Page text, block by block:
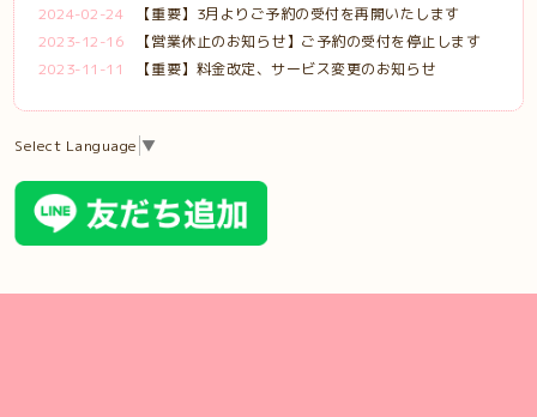
2024-02-24
【重要】3月よりご予約の受付を再開いたします
2023-12-16
【営業休止のお知らせ】ご予約の受付を停止します
2023-11-11
【重要】料金改定、サービス変更のお知らせ
Select Language ▼